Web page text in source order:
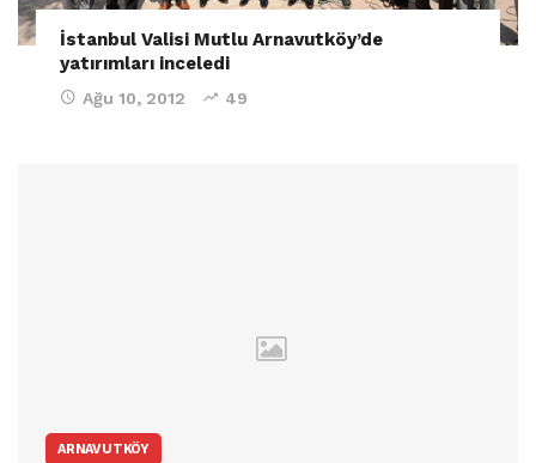
İstanbul Valisi Mutlu Arnavutköy’de
yatırımları inceledi
Ağu 10, 2012 49
ARNAVUTKÖY